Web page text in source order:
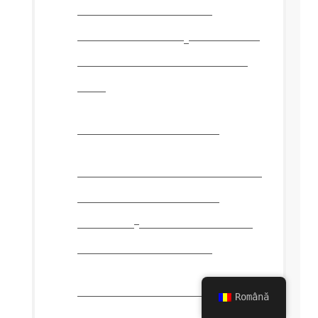
Să ne pornim stilul
științific cu H2O, care ar
trebui să împingă „2” în
jos.
Etichetă superscript
Încă rămânem cu știința și
E = MC al lui Albert
Einstein2, care ar trebui
să ridice 2 în sus.
Tag de teletip(învechitRomână